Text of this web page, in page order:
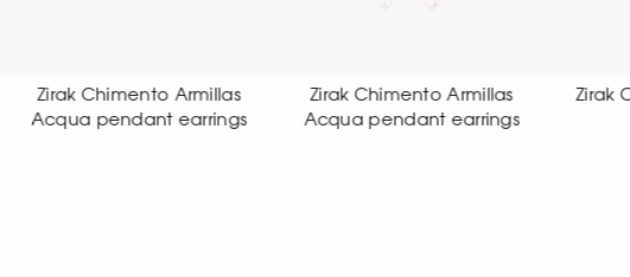
Zirak Chimento Armillas
Acqua pendant earrings
Zirak Chimento Link Sensi
earrings